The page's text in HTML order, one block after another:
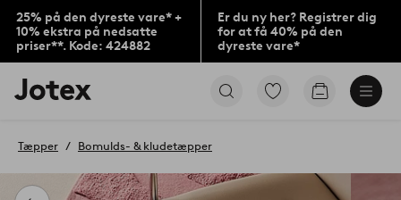
25% på den dyreste vare* +
10% ekstra på nedsatte
priser**. Kode: 424882
Er du ny her? Registrer dig
for at få 40% på den
dyreste vare*
Jotex
logo
til
Gå
Gå
Tæpper Bomulds- & kludetæpper